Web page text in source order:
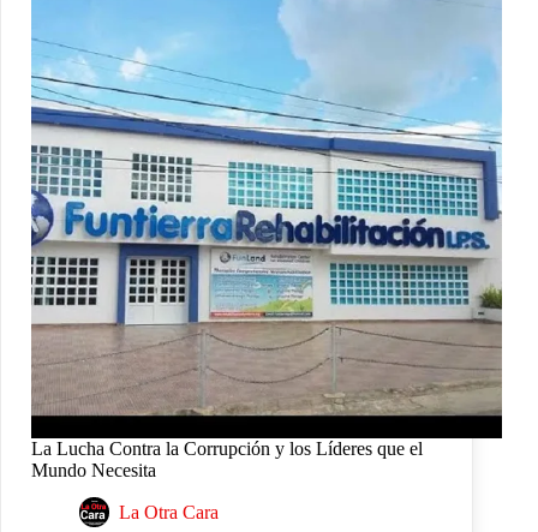
La Lucha Contra la Corrupción y los Líderes que el
Mundo Necesita
La Otra Cara